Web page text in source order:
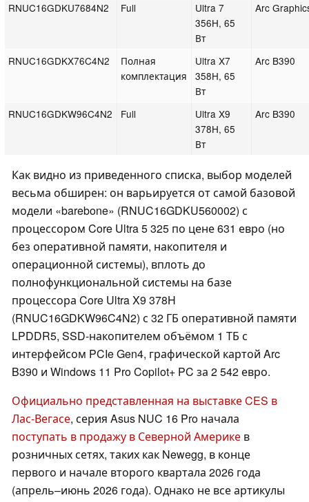
RNUC16GDKU7684N2 Full
Ultra 7
356H, 65
Вт
Arc
RNUC16GDKX76C4N2
Полная
комплектация
Ultra X7
358H, 65
Вт
Arc B390
RNUC16GDKW96C4N2 Full
Ultra X9
378H, 65
Вт
Arc B390
Как видно из приведенного списка, выбор моделей
весьма обширен: он варьируется от самой базовой
модели «barebone» (RNUC16GDKU560002) с
процессором Core Ultra 5 325 по цене 631 евро (но
без оперативной памяти, накопителя и
операционной системы), вплоть до
полнофункциональной системы на базе
процессора Core Ultra X9 378H
(RNUC16GDKW96C4N2) с 32 ГБ оперативной памяти
LPDDR5, SSD-накопителем объёмом 1 ТБ с
интерфейсом PCIe Gen4, графической картой Arc
B390 и Windows 11 Pro Copilot+ PC за 2 542 евро.
Официально представленная на выставке CES в
Лас-Вегасе, серия Asus NUC 16 Pro начала
поступать в продажу в Северной Америке в
розничных сетях, таких как Newegg, в конце
первого и начале второго квартала 2026 года
(апрель–июнь 2026 года). Однако не все артикулы